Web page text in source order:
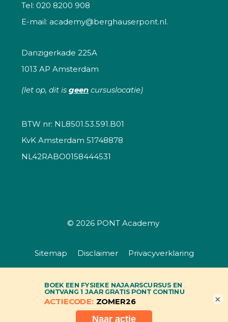
Tel: 020 8200 908
E-mail: academy@berghauserpont.nl.
Danzigerkade 225A
1013 AP Amsterdam
(let op, dit is geen cursuslocatie)
BTW nr: NL8501.53.591.B01
KvK Amsterdam 51748878
NL42RABO0158444531
© 2026 PONT Academy
Sitemap Disclaimer Privacyverklaring
×